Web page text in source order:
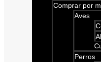
Comprar por
Aves
Perros